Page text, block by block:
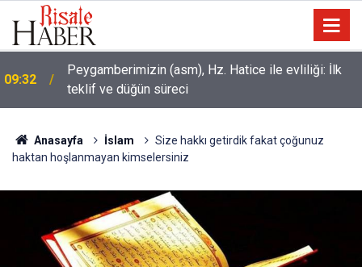
09:32
Peygamberimizin (asm), Hz. Hatice ile evliliği: İlk
teklif ve düğün süreci
Anasayfa İslam
Size hakkı getirdik fakat çoğunuz
haktan hoşlanmayan kimselersiniz